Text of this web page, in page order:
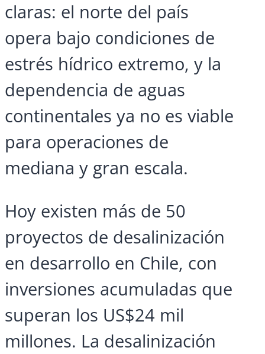
claras: el norte del país
opera bajo condiciones de
estrés hídrico extremo, y la
dependencia de aguas
continentales ya no es viable
para operaciones de
mediana y gran escala.
Hoy existen más de 50
proyectos de desalinización
en desarrollo en Chile, con
inversiones acumuladas que
superan los US$24 mil
millones. La desalinización